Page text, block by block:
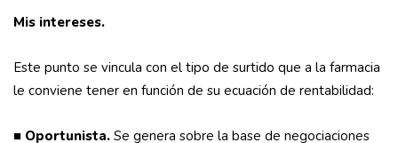
Mis intereses.
Este punto se vincula con el tipo de surtido que a la farmacia
le conviene tener en función de su ecuación de rentabilidad:
■ Oportunista. Se genera sobre la base de negociaciones